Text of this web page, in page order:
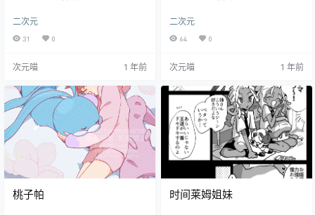
二次元
31 0
次元喵 1 年前
二次元
64 0
次元喵 1 年前
桃子帕 时间莱姆姐妹